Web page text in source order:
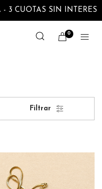
- 3 CUOTAS SIN INTERES
0
Filtrar